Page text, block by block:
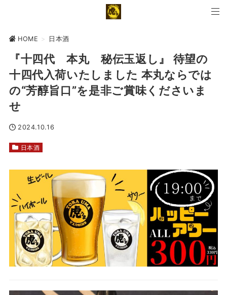
HOME > 日本酒
『十四代 本丸 秘伝玉返し』 待望の
十四代入荷いたしました️ 本丸ならでは
の“芳醇旨口”を是非ご賞味くださいま
せ
2024.10.16
日本酒